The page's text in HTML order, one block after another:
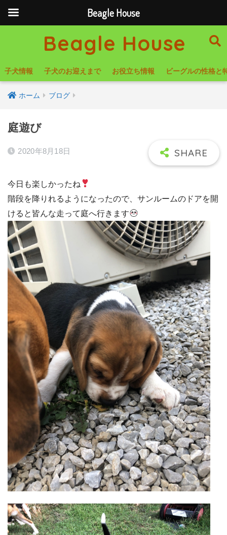
Beagle House
子犬情報 子犬のお迎えまで お役立ち情報 ビーグルの性格と
ホーム ブログ
庭遊び
2020年8月18日
今日も楽しかったね
階段を降りれるようになったので、サンルームのドアを開
けると皆んな走って庭へ行きます
Beagle House